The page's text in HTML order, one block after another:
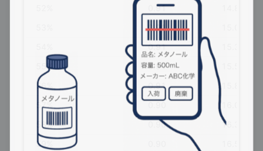
0.91
0.91
0.91
55% 0.91
56% 0.91
57%
58 % 0.90
16.32
59